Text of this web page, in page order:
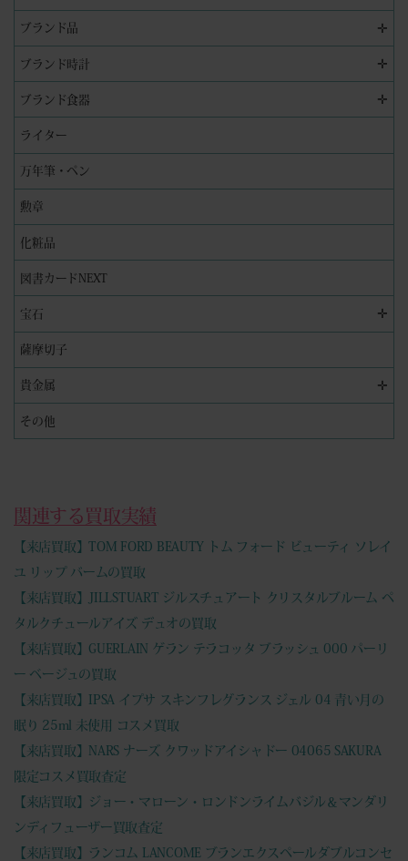
ブランド品 ✛
ブランド時計 ✛
ブランド食器 ✛
ライター
万年筆・ペン
勲章
化粧品
図書カードNEXT
宝石 ✛
薩摩切子
貴金属 ✛
その他
関連する買取実績
【来店買取】TOM FORD BEAUTY トム フォード ビューティ ソレイ
ユ リップ バームの買取
【来店買取】JILLSTUART ジルスチュアート クリスタルブルーム ペ
タルクチュールアイズ デュオの買取
【来店買取】GUERLAIN ゲラン テラコッタ ブラッシュ 000 パーリ
ー ベージュの買取
【来店買取】IPSA イプサ スキンフレグランス ジェル 04 青い月の
眠り 25ml 未使用 コスメ買取
【来店買取】NARS ナーズ クワッドアイシャドー 04065 SAKURA
限定コスメ買取査定
【来店買取】ジョー・マローン・ロンドンライムバジル＆マンダリ
ンディフューザー買取査定
【来店買取】ランコム LANCOME ブランエクスペールダブルコンセ